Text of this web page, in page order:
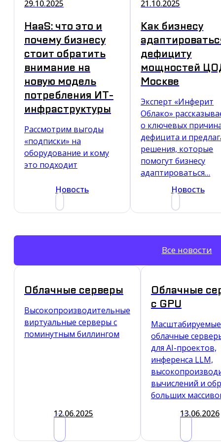
29.10.2025
HaaS: что это и
почему бизнесу
стоит обратить
внимание на
новую модель
потребления ИТ-
инфраструктуры
Рассмотрим выгоды
«подписки» на
оборудование и кому
это подходит
Новость
21.10.2025
Как бизнесу
дефициту
мощностей
Москве
Эксперт «Инферит
Облако»
о ключевых
дефицита и
решения, которые
помогут бизнесу
адаптироваться…
Новость
Все новости
Облачные серверы
Высокопроизводительные
виртуальные серверы c
поминутным биллингом
12.06.2025
Облачные
с GPU
Масштабируемые
облачные
для AI-проектов,
инференса LLM,
вычислений и
больших
13.06.2026